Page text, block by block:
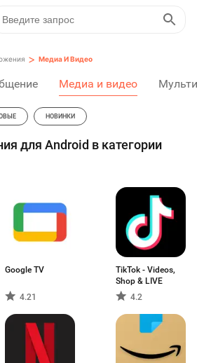
> Медиа И Видео
Медиа и видео
НОВИНКИ
для Android в категории
Google TV
4.21
TikTok - Videos,
Shop & LIVE
4.2